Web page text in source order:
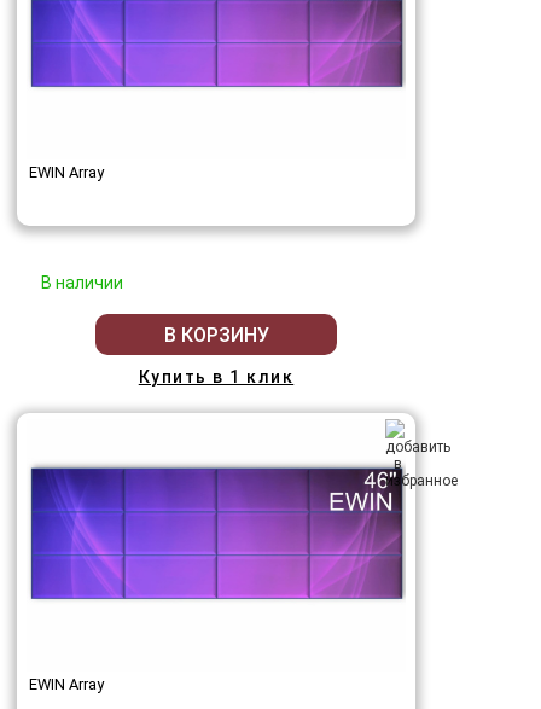
EWIN Array
В наличии
В КОРЗИНУ
Купить в 1 клик
EWIN Array